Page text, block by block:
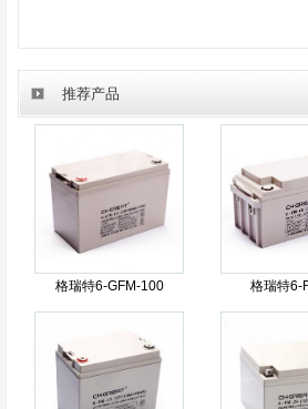
推荐产品
格瑞特6-GFM-100 格瑞特6-